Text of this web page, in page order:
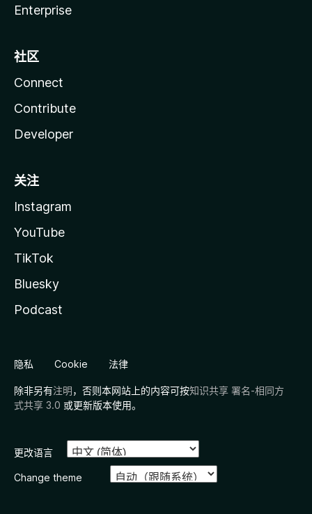
Enterprise
社区
Connect
Contribute
Developer
关注
Instagram
YouTube
TikTok
Bluesky
Podcast
隐私 Cookie 法律
除非另有注明，否则本网站上的内容可按知识共享 署名-相同方
式共享 3.0 或更新版本使用。
更改语言
Change theme